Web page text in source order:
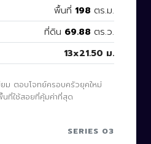
พื้นที่ 198 ตร.ม.
ที่ดิน 69.88 ตร.ว.
13x21.50 ม.
ม ตอบโจทย์ครอบครัวยุคใหม่
ที่ใช้สอยที่คุ้มค่าที่สุด
SERIES 03